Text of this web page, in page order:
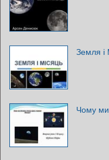
Земля і
Чому ми